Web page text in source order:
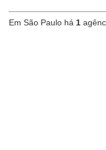
Em São Paulo há 1